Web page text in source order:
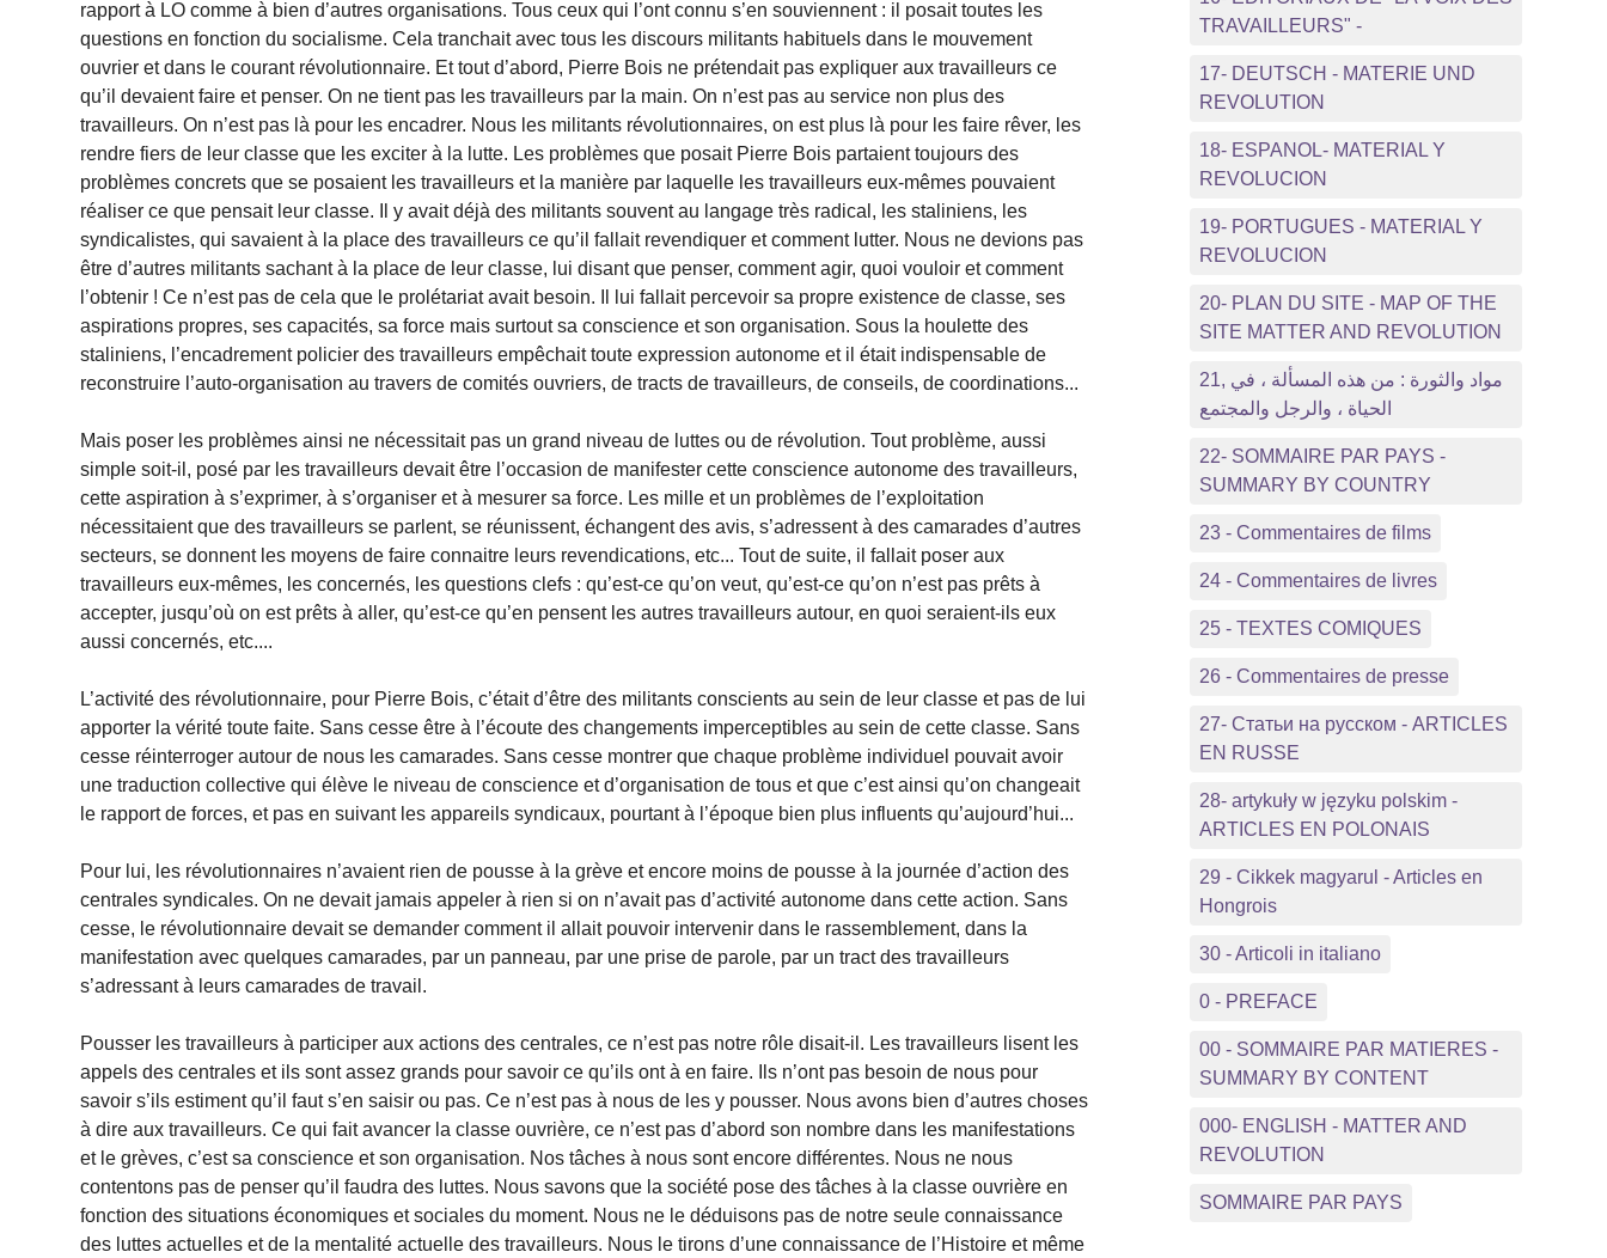
rapport à LO comme à bien d’autres organisations. Tous ceux qui l’ont connu s’en souviennent : il posait toutes les
questions en fonction du socialisme. Cela tranchait avec tous les discours militants habituels dans le mouvement
ouvrier et dans le courant révolutionnaire. Et tout d’abord, Pierre Bois ne prétendait pas expliquer aux travailleurs ce
qu’il devaient faire et penser. On ne tient pas les travailleurs par la main. On n’est pas au service non plus des
travailleurs. On n’est pas là pour les encadrer. Nous les militants révolutionnaires, on est plus là pour les faire rêver, les
rendre fiers de leur classe que les exciter à la lutte. Les problèmes que posait Pierre Bois partaient toujours des
problèmes concrets que se posaient les travailleurs et la manière par laquelle les travailleurs eux-mêmes pouvaient
réaliser ce que pensait leur classe. Il y avait déjà des militants souvent au langage très radical, les staliniens, les
syndicalistes, qui savaient à la place des travailleurs ce qu’il fallait revendiquer et comment lutter. Nous ne devions pas
être d’autres militants sachant à la place de leur classe, lui disant que penser, comment agir, quoi vouloir et comment
l’obtenir ! Ce n’est pas de cela que le prolétariat avait besoin. Il lui fallait percevoir sa propre existence de classe, ses
aspirations propres, ses capacités, sa force mais surtout sa conscience et son organisation. Sous la houlette des
staliniens, l’encadrement policier des travailleurs empêchait toute expression autonome et il était indispensable de
reconstruire l’auto-organisation au travers de comités ouvriers, de tracts de travailleurs, de conseils, de coordinations...
Mais poser les problèmes ainsi ne nécessitait pas un grand niveau de luttes ou de révolution. Tout problème, aussi
simple soit-il, posé par les travailleurs devait être l’occasion de manifester cette conscience autonome des travailleurs,
cette aspiration à s’exprimer, à s’organiser et à mesurer sa force. Les mille et un problèmes de l’exploitation
nécessitaient que des travailleurs se parlent, se réunissent, échangent des avis, s’adressent à des camarades d’autres
secteurs, se donnent les moyens de faire connaitre leurs revendications, etc... Tout de suite, il fallait poser aux
travailleurs eux-mêmes, les concernés, les questions clefs : qu’est-ce qu’on veut, qu’est-ce qu’on n’est pas prêts à
accepter, jusqu’où on est prêts à aller, qu’est-ce qu’en pensent les autres travailleurs autour, en quoi seraient-ils eux
aussi concernés, etc....
L’activité des révolutionnaire, pour Pierre Bois, c’était d’être des militants conscients au sein de leur classe et pas de lui
apporter la vérité toute faite. Sans cesse être à l’écoute des changements imperceptibles au sein de cette classe. Sans
cesse réinterroger autour de nous les camarades. Sans cesse montrer que chaque problème individuel pouvait avoir
une traduction collective qui élève le niveau de conscience et d’organisation de tous et que c’est ainsi qu’on changeait
le rapport de forces, et pas en suivant les appareils syndicaux, pourtant à l’époque bien plus influents qu’aujourd’hui...
Pour lui, les révolutionnaires n’avaient rien de pousse à la grève et encore moins de pousse à la journée d’action des
centrales syndicales. On ne devait jamais appeler à rien si on n’avait pas d’activité autonome dans cette action. Sans
cesse, le révolutionnaire devait se demander comment il allait pouvoir intervenir dans le rassemblement, dans la
manifestation avec quelques camarades, par un panneau, par une prise de parole, par un tract des travailleurs
s’adressant à leurs camarades de travail.
Pousser les travailleurs à participer aux actions des centrales, ce n’est pas notre rôle disait-il. Les travailleurs lisent les
appels des centrales et ils sont assez grands pour savoir ce qu’ils ont à en faire. Ils n’ont pas besoin de nous pour
savoir s’ils estiment qu’il faut s’en saisir ou pas. Ce n’est pas à nous de les y pousser. Nous avons bien d’autres choses
à dire aux travailleurs. Ce qui fait avancer la classe ouvrière, ce n’est pas d’abord son nombre dans les manifestations
et le grèves, c’est sa conscience et son organisation. Nos tâches à nous sont encore différentes. Nous ne nous
contentons pas de penser qu’il faudra des luttes. Nous savons que la société pose des tâches à la classe ouvrière en
fonction des situations économiques et sociales du moment. Nous ne le déduisons pas de notre seule connaissance
des luttes actuelles et de la mentalité actuelle des travailleurs. Nous le tirons d’une connaissance de l’Histoire et même
TRAVAILLEURS" -
17- DEUTSCH - MATERIE UND
REVOLUTION
18- ESPANOL- MATERIAL Y
REVOLUCION
19- PORTUGUES - MATERIAL Y
REVOLUCION
20- PLAN DU SITE - MAP OF THE
SITE MATTER AND REVOLUTION
21, مواد والثورة : من هذه المسألة ، في
الحياة ، والرجل والمجتمع
22- SOMMAIRE PAR PAYS -
SUMMARY BY COUNTRY
23 - Commentaires de films
24 - Commentaires de livres
25 - TEXTES COMIQUES
26 - Commentaires de presse
27- Статьи на русском - ARTICLES
EN RUSSE
28- artykuły w języku polskim -
ARTICLES EN POLONAIS
29 - Cikkek magyarul - Articles en
Hongrois
30 - Articoli in italiano
0 - PREFACE
00 - SOMMAIRE PAR MATIERES -
SUMMARY BY CONTENT
000- ENGLISH - MATTER AND
REVOLUTION
SOMMAIRE PAR PAYS